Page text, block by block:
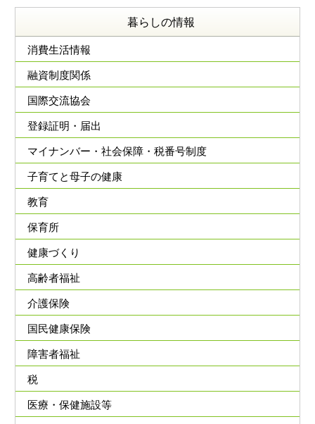
暮らしの情報
消費生活情報
融資制度関係
国際交流協会
登録証明・届出
マイナンバー・社会保障・税番号制度
子育てと母子の健康
教育
保育所
健康づくり
高齢者福祉
介護保険
国民健康保険
障害者福祉
税
医療・保健施設等